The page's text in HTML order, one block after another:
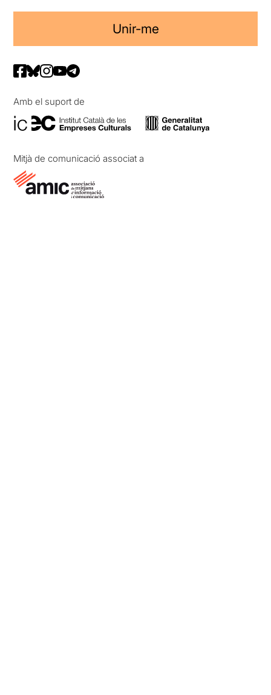
Unir-me
Amb el suport de
Mitjà de comunicació associat a